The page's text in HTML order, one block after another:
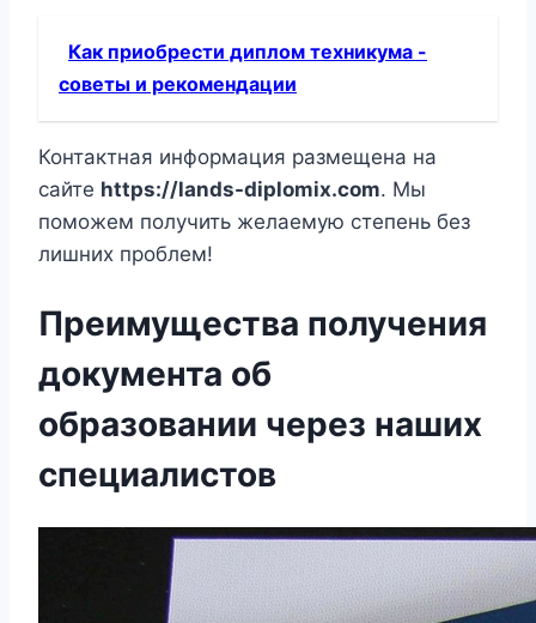
Как приобрести диплом техникума -
советы и рекомендации
Контактная информация размещена на
сайте https://lands-diplomix.com. Мы
поможем получить желаемую степень без
лишних проблем!
Преимущества получения
документа об
образовании через наших
специалистов